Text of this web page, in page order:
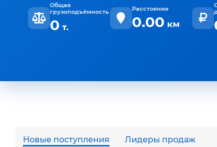
Общая
грузоподъёмность
0 т.
Расстояние
0.00 км
Новые поступления Лидеры продаж